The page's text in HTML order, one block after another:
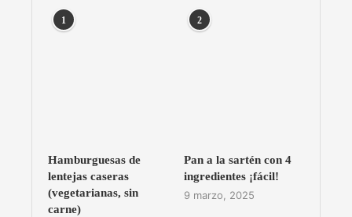
1
Hamburguesas de
lentejas caseras
(vegetarianas, sin
carne)
2
Pan a la sartén con 4
ingredientes ¡fácil!
9 marzo, 2025